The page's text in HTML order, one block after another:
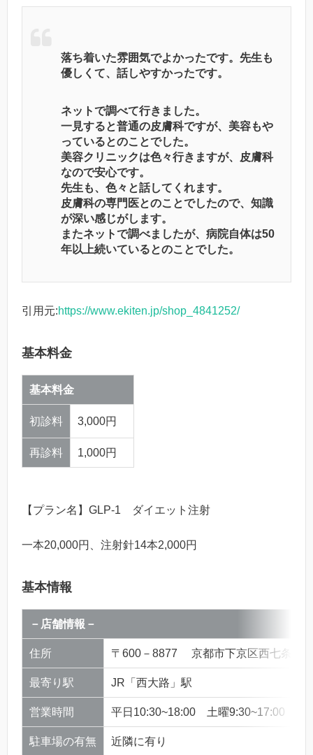
落ち着いた雰囲気でよかったです。先生も
優しくて、話しやすかったです。
ネットで調べて行きました。
一見すると普通の皮膚科ですが、美容もや
っているとのことでした。
美容クリニックは色々行きますが、皮膚科
なので安心です。
先生も、色々と話してくれます。
皮膚科の専門医とのことでしたので、知識
が深い感じがします。
またネットで調べましたが、病院自体は50
年以上続いているとのことでした。
引用元:https://www.ekiten.jp/shop_4841252/
基本料金
基本料金
初診料 3,000円
再診料 1,000円
【プラン名】GLP-1 ダイエット注射
一本20,000円、注射針14本2,000円
基本情報
－店舗情報－
住所 〒600－8877 京都市下京区西七条南
最寄り駅 JR「西大路」駅
営業時間 平日10:30~18:00 土曜9:30~17:00
駐車場の有無 近隣に有り